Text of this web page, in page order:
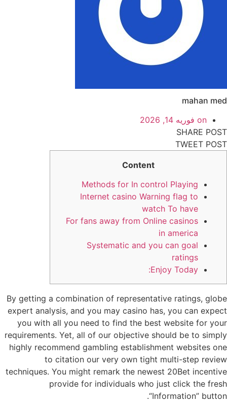
mahan med
on فوریه 14, 2026
SHARE POST
TWEET POST
Content
Methods for In control Playing
Internet casino Warning flag to
watch To have
For fans away from Online casinos
in america
Systematic and you can goal
ratings
Enjoy Today:
By getting a combination of representative ratings, globe
expert analysis, and you may casino has, you can expect
you with all you need to find the best website for your
requirements. Yet, all of our objective should be to simply
highly recommend gambling establishment websites one
to citation our very own tight multi-step review
techniques. You might remark the newest 20Bet incentive
provide for individuals who just click the fresh
“Information” button.